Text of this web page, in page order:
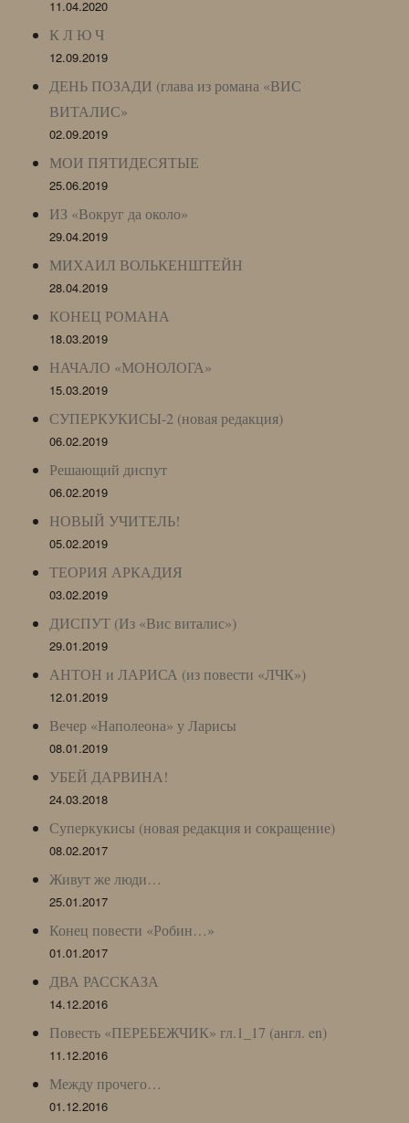
11.04.2020
К Л Ю Ч
12.09.2019
ДЕНЬ ПОЗАДИ (глава из романа «ВИС
ВИТАЛИС»
02.09.2019
МОИ ПЯТИДЕСЯТЫЕ
25.06.2019
ИЗ «Вокруг да около»
29.04.2019
МИХАИЛ ВОЛЬКЕНШТЕЙН
28.04.2019
КОНЕЦ РОМАНА
18.03.2019
НАЧАЛО «МОНОЛОГА»
15.03.2019
СУПЕРКУКИСЫ-2 (новая редакция)
06.02.2019
Решающий диспут
06.02.2019
НОВЫЙ УЧИТЕЛЬ!
05.02.2019
ТЕОРИЯ АРКАДИЯ
03.02.2019
ДИСПУТ (Из «Вис виталис»)
29.01.2019
АНТОН и ЛАРИСА (из повести «ЛЧК»)
12.01.2019
Вечер «Наполеона» у Ларисы
08.01.2019
УБЕЙ ДАРВИНА!
24.03.2018
Суперкукисы (новая редакция и сокращение)
08.02.2017
Живут же люди…
25.01.2017
Конец повести «Робин…»
01.01.2017
ДВА РАССКАЗА
14.12.2016
Повесть «ПЕРЕБЕЖЧИК» гл.1_17 (англ. en)
11.12.2016
Между прочего…
01.12.2016